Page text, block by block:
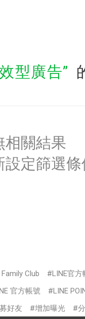
型廣告
相關結果
設定篩選條
Family Club LINE官
官方帳號 LINE
好友 增加曝光